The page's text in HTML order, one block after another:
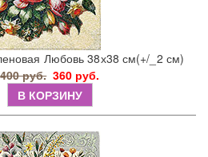
Любовь 38х38 см(+/_2 см)
400 руб. 360 руб.
В КОРЗИНУ